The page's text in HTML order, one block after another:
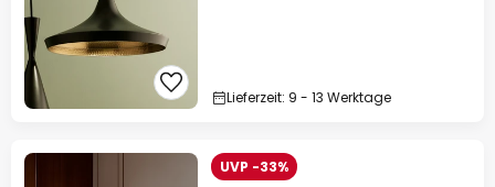
Lieferzeit: 9 - 13 Werktage
UVP -33%